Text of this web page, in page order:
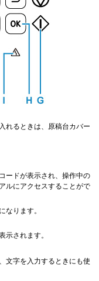
れるときは、原稿台カバー
ードが表示され、操作中の
ルにアクセスすることがで
なります。
示されます。
文字を入力するときにも使